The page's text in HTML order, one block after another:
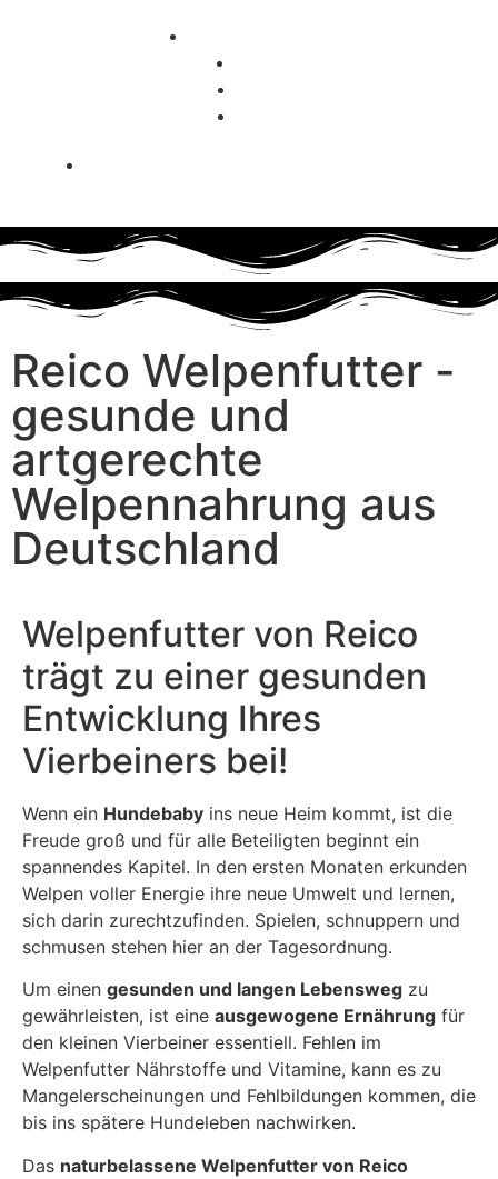
Reico Welpenfutter -
gesunde und
artgerechte
Welpennahrung aus
Deutschland
Welpenfutter von Reico
trägt zu einer gesunden
Entwicklung Ihres
Vierbeiners bei!
Wenn ein Hundebaby ins neue Heim kommt, ist die
Freude groß und für alle Beteiligten beginnt ein
spannendes Kapitel. In den ersten Monaten erkunden
Welpen voller Energie ihre neue Umwelt und lernen,
sich darin zurechtzufinden. Spielen, schnuppern und
schmusen stehen hier an der Tagesordnung.
Um einen gesunden und langen Lebensweg zu
gewährleisten, ist eine ausgewogene Ernährung für
den kleinen Vierbeiner essentiell. Fehlen im
Welpenfutter Nährstoffe und Vitamine, kann es zu
Mangelerscheinungen und Fehlbildungen kommen, die
bis ins spätere Hundeleben nachwirken.
Das naturbelassene Welpenfutter von Reico